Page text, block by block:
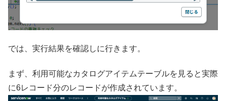
では、実行結果を確認しに行きます。
まず、 利用可能なカタログアイテムテーブルを見ると実際
に6レコード分のレコードが作成されています。